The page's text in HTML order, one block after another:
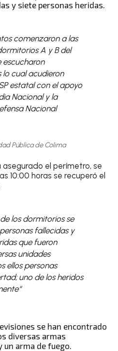
y siete personas heridas.
comenzaron a las
A y B del
escucharon
lo cual acudieron
estatal con el apoyo
Nacional y la
Nacional
Pública de Colima
asegurado el perímetro, se
10:00 horas se recuperó el
los dormitorios se
fallecidas y
que fueron
unidades
ellos personas
uno de los heridos
“
se han encontrado
diversas armas
arma de fuego.